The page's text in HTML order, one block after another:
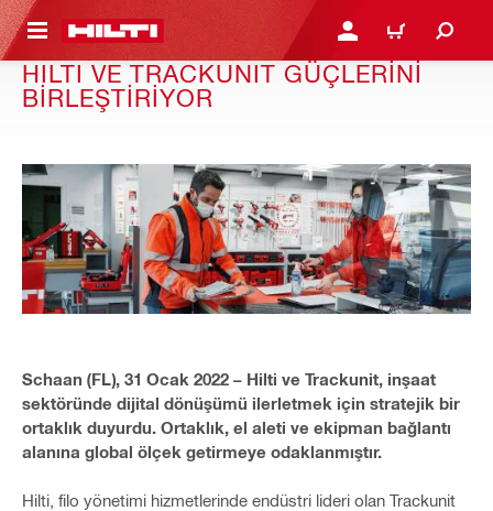
GEÇ GIRIŞ YAP YA DA KAYIT
SEPET
HILTI VE TRACKUNIT GÜÇLERINI
BIRLEŞTIRIYOR
Schaan (FL), 31 Ocak 2022 – Hilti ve Trackunit, inşaat
sektöründe dijital dönüşümü ilerletmek için stratejik bir
ortaklık duyurdu. Ortaklık, el aleti ve ekipman bağlantı
alanına global ölçek getirmeye odaklanmıştır.
Hilti, filo yönetimi hizmetlerinde endüstri lideri olan Trackunit